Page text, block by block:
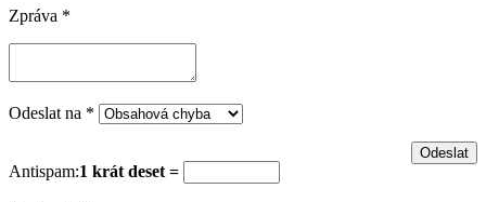
Zpráva *
Odeslat na *
Antispam:1 krát deset =